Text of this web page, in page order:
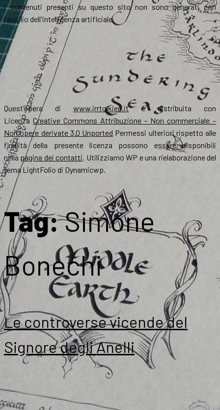
I contenuti presenti su questo sito non sono generati con
l'ausilio dell'intelligenza artificiale.
Quest’opera diwww.jrrtolkien.itè distribuita con
Licenza Creative Commons Attribuzione – Non commerciale –
Non opere derivate 3.0 Unported Permessi ulteriori rispetto alle
finalità della presente licenza possono essere disponibili
nella pagina dei contatti. Utilizziamo WP e una rielaborazione del
tema LightFolio di Dynamicwp.
Tag:Simone
Bonechi
Le controverse vicende del
Signore degli Anelli